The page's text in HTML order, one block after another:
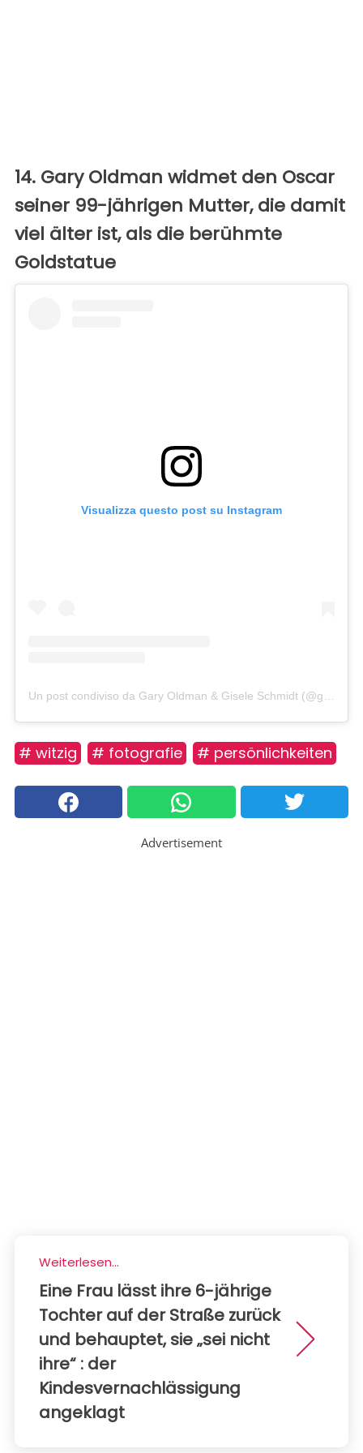
14. Gary Oldman widmet den Oscar
seiner 99-jährigen Mutter, die damit
viel älter ist, als die berühmte
Goldstatue
Visualizza questo post su Instagram
Un post condiviso da Gary Oldman & Gisele Schmidt (@giseleschmidtofficial)
# witzig # fotografie # persönlichkeiten
Advertisement
Weiterlesen...
Eine Frau lässt ihre 6-jährige
Tochter auf der Straße zurück
und behauptet, sie „sei nicht
ihre“ : der
Kindesvernachlässigung
angeklagt